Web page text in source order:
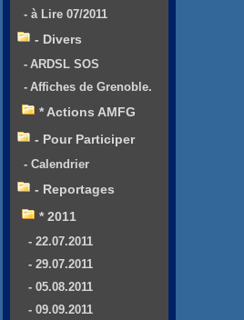
- à Lire 07/2011
- Divers
- ARDSL SOS
- Affiches de Grenoble.
* Actions AMFG
- Pour Participer
- Calendrier
- Reportages
* 2011
- 22.07.2011
- 29.07.2011
- 05.08.2011
- 09.09.2011